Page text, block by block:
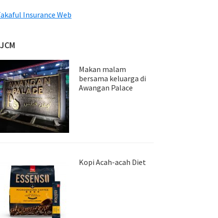
Insurance Web
Makan malam
bersama keluarga di
Awangan Palace
Kopi Acah-acah Diet